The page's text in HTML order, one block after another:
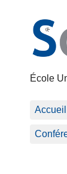
École
Accueil